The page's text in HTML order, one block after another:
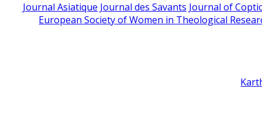
Journal Asiatique Journal des Savants Journal of
European Society of Women in Theological